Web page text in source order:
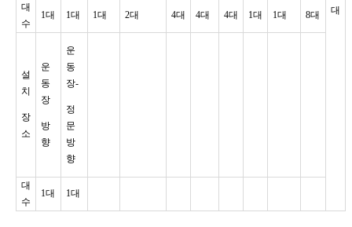
대
대
수
1대 1대 1대 2대 4대 4대 4대 1대 1대 8대
설
치
장
소
운
동
장
방
향
운
동
장-
정
문
방
향
대
수
1대 1대